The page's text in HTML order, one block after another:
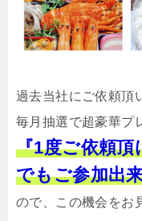
過去当社にご依頼頂
毎月抽選で超豪華プ
『1度ご依頼頂
でもご参加出
ので、この機会をお